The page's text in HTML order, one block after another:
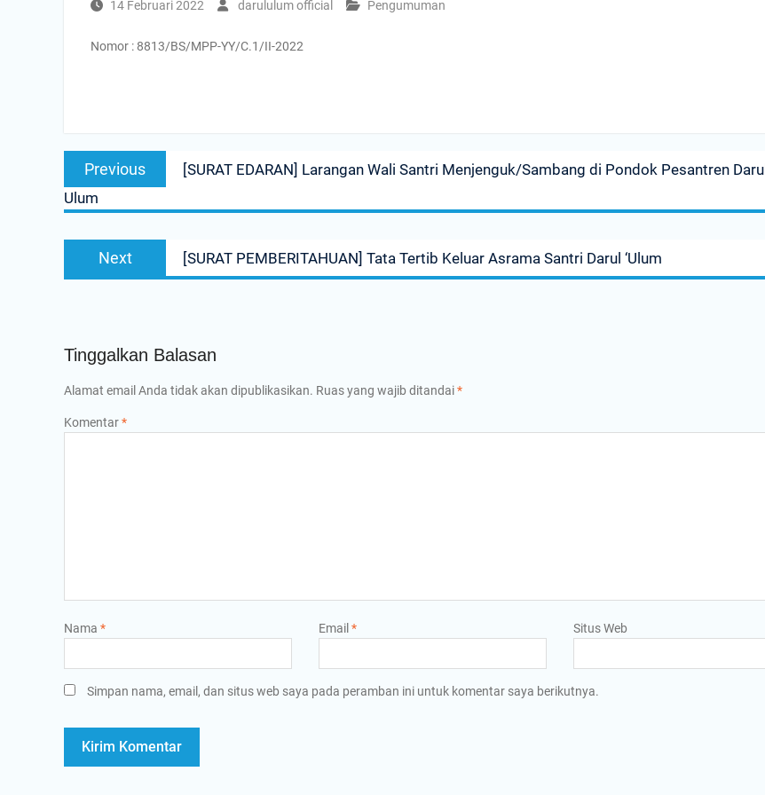
14 Februari 2022 darululum official Pengumuman
Nomor : 8813/BS/MPP-YY/C.1/II-2022
Navigasi
posPrevious
Previous
post:
[SURAT EDARAN] Larangan Wali Santri Menjenguk/Sambang di Pondok Pesantren Darul
Ulum
Next
Next
post:
[SURAT PEMBERITAHUAN] Tata Tertib Keluar Asrama Santri Darul ‘Ulum
Tinggalkan Balasan
Alamat email Anda tidak akan dipublikasikan. Ruas yang wajib ditandai*
Komentar*
Nama * Email * Situs Web
Simpan nama, email, dan situs web saya pada peramban ini untuk komentar saya berikutnya.